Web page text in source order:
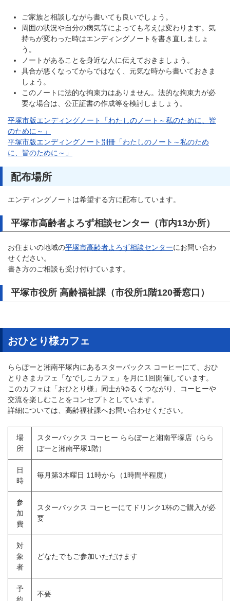
ご家族と相談しながら書いても良いでしょう。
周囲の状況や自分の病気等によっても考えは変わります。気
持ちが変わった時はエンディングノートを書き直しましょ
う。
ノートがあることを身近な人に伝えておきましょう。
具合が悪くなってからではなく、元気な時から書いておきま
しょう。
このノートに法的な拘束力はありません。法的な拘束力が必
要な場合は、公正証書の作成等を検討しましょう。
平塚市版エンディングノート「わたしのノート～私のために、皆
のために～」
平塚市版エンディングノート別冊「わたしのノート～私のため
に、皆のために～」
配布場所
エンディングノートは希望する方に配布しています。
平塚市高齢者よろず相談センター（市内13か所）
お住まいの地域の平塚市高齢者よろず相談センターにお問い合わ
せください。
書き方のご相談も受け付けています。
平塚市役所 高齢福祉課（市役所1階120番窓口）
おひとり様カフェ
ららぽーと湘南平塚内にあるスターバックス コーヒーにて、おひ
とりさまカフェ「なでしこカフェ」を月に1回開催しています。
このカフェは「おひとり様」同士がゆるくつながり、コーヒーや
交流を楽しむことをコンセプトとしています。
詳細については、高齢福祉課へお問い合わせください。
場
所
スターバックス コーヒー ららぽーと湘南平塚店（らら
ぽーと湘南平塚1階）
日
時
毎月第3木曜日 11時から（1時間半程度）
参
加
費
スターバックス コーヒーにてドリンク1杯のご購入が必
要
対
象
者
どなたでもご参加いただけます
予
不要